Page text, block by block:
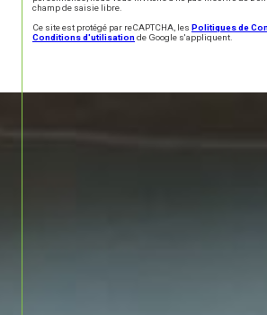
champ de saisie libre.
Ce site est protégé par reCAPTCHA, les Politiques de
Conditions d'utilisationde Google s'appliquent.